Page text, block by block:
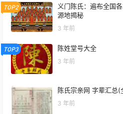
TOP2
义门陈氏：遍布全国
源地揭秘
3 年前
TOP3 陈姓堂号大全
3 年前
陈氏宗亲网 字辈汇总
3 年前